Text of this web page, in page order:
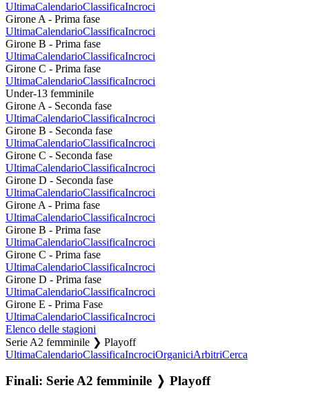
UltimaCalendarioClassificaIncroci
Girone A - Prima fase
UltimaCalendarioClassificaIncroci
Girone B - Prima fase
UltimaCalendarioClassificaIncroci
Girone C - Prima fase
UltimaCalendarioClassificaIncroci
Under-13 femminile
Girone A - Seconda fase
UltimaCalendarioClassificaIncroci
Girone B - Seconda fase
UltimaCalendarioClassificaIncroci
Girone C - Seconda fase
UltimaCalendarioClassificaIncroci
Girone D - Seconda fase
UltimaCalendarioClassificaIncroci
Girone A - Prima fase
UltimaCalendarioClassificaIncroci
Girone B - Prima fase
UltimaCalendarioClassificaIncroci
Girone C - Prima fase
UltimaCalendarioClassificaIncroci
Girone D - Prima fase
UltimaCalendarioClassificaIncroci
Girone E - Prima Fase
UltimaCalendarioClassificaIncroci
Elenco delle stagioni
Serie A2 femminile ❯ Playoff
UltimaCalendarioClassificaIncrociOrganiciArbitriCerca
Finali: Serie A2 femminile ❭ Playoff